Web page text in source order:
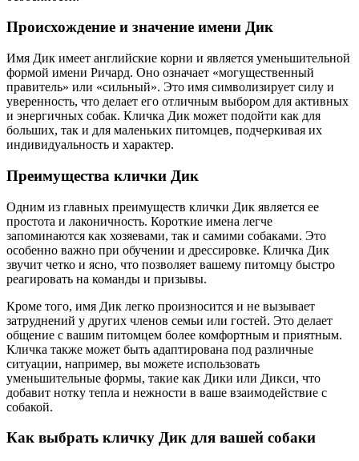
Происхождение и значение имени Дик
Имя Дик имеет английские корни и является уменьшительной
формой имени Ричард. Оно означает «могущественный
правитель» или «сильный». Это имя символизирует силу и
уверенность, что делает его отличным выбором для активных
и энергичных собак. Кличка Дик может подойти как для
больших, так и для маленьких питомцев, подчеркивая их
индивидуальность и характер.
Преимущества клички Дик
Одним из главных преимуществ клички Дик является ее
простота и лаконичность. Короткие имена легче
запоминаются как хозяевами, так и самими собаками. Это
особенно важно при обучении и дрессировке. Кличка Дик
звучит четко и ясно, что позволяет вашему питомцу быстро
реагировать на команды и призывы.
Кроме того, имя Дик легко произносится и не вызывает
затруднений у других членов семьи или гостей. Это делает
общение с вашим питомцем более комфортным и приятным.
Кличка также может быть адаптирована под различные
ситуации, например, вы можете использовать
уменьшительные формы, такие как Дики или Дикси, что
добавит нотку тепла и нежности в ваше взаимодействие с
собакой.
Как выбрать кличку Дик для вашей собаки